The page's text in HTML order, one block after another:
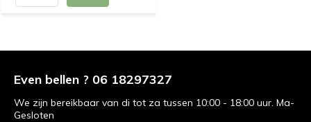
Even bellen ? 06 18297327
We zijn bereikbaar van di tot za tussen 10:00 - 18:00 uur. Ma-
Gesloten